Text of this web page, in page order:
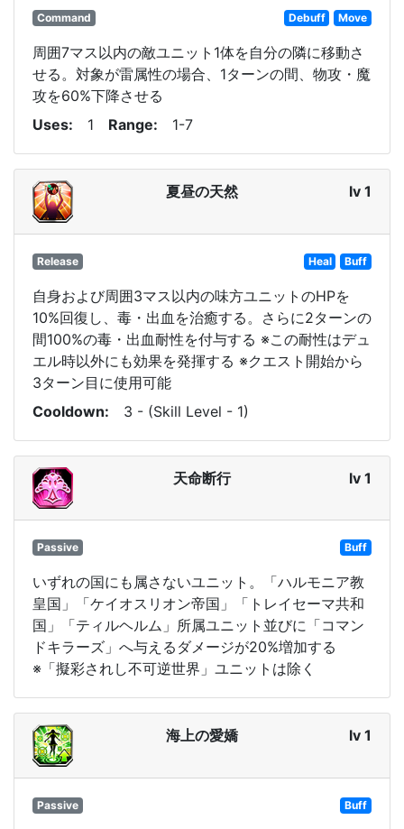
Command Debuff Move
周囲7マス以内の敵ユニット1体を自分の隣に移動さ
せる。対象が雷属性の場合、1ターンの間、物攻・魔
攻を60%下降させる
Uses
1 Range 1-7
夏昼の天然 lv 1
Release Heal Buff
自身および周囲3マス以内の味方ユニットのHPを
10%回復し、毒・出血を治癒する。さらに2ターンの
間100%の毒・出血耐性を付与する ※この耐性はデュ
エル時以外にも効果を発揮する ※クエスト開始から
3ターン目に使用可能
Cooldown
3 - (Skill Level - 1)
天命断行 lv 1
Passive Buff
いずれの国にも属さないユニット。「ハルモニア教
皇国」「ケイオスリオン帝国」「トレイセーマ共和
国」「ティルヘルム」所属ユニット並びに「コマン
ドキラーズ」へ与えるダメージが20%増加する
※「擬彩されし不可逆世界」ユニットは除く
海上の愛嬌 lv 1
Passive Buff